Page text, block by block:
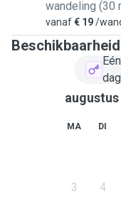
wandeling (30
vanaf€ 19/
Beschikbaarheid
dag
augustus
MA DI
3 4